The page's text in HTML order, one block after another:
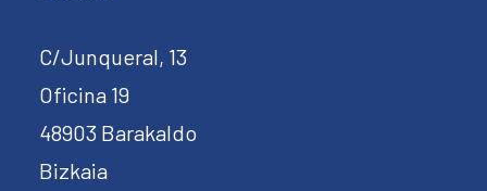
C/Junqueral, 13
Oficina 19
48903 Barakaldo
Bizkaia